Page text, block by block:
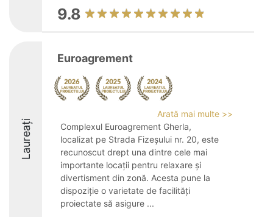
9.8
Laureați
Euroagrement
Arată mai multe >>
Complexul Euroagrement Gherla,
localizat pe Strada Fizeșului nr. 20, este
recunoscut drept una dintre cele mai
importante locații pentru relaxare și
divertisment din zonă. Acesta pune la
dispoziție o varietate de facilități
proiectate să asigure ...